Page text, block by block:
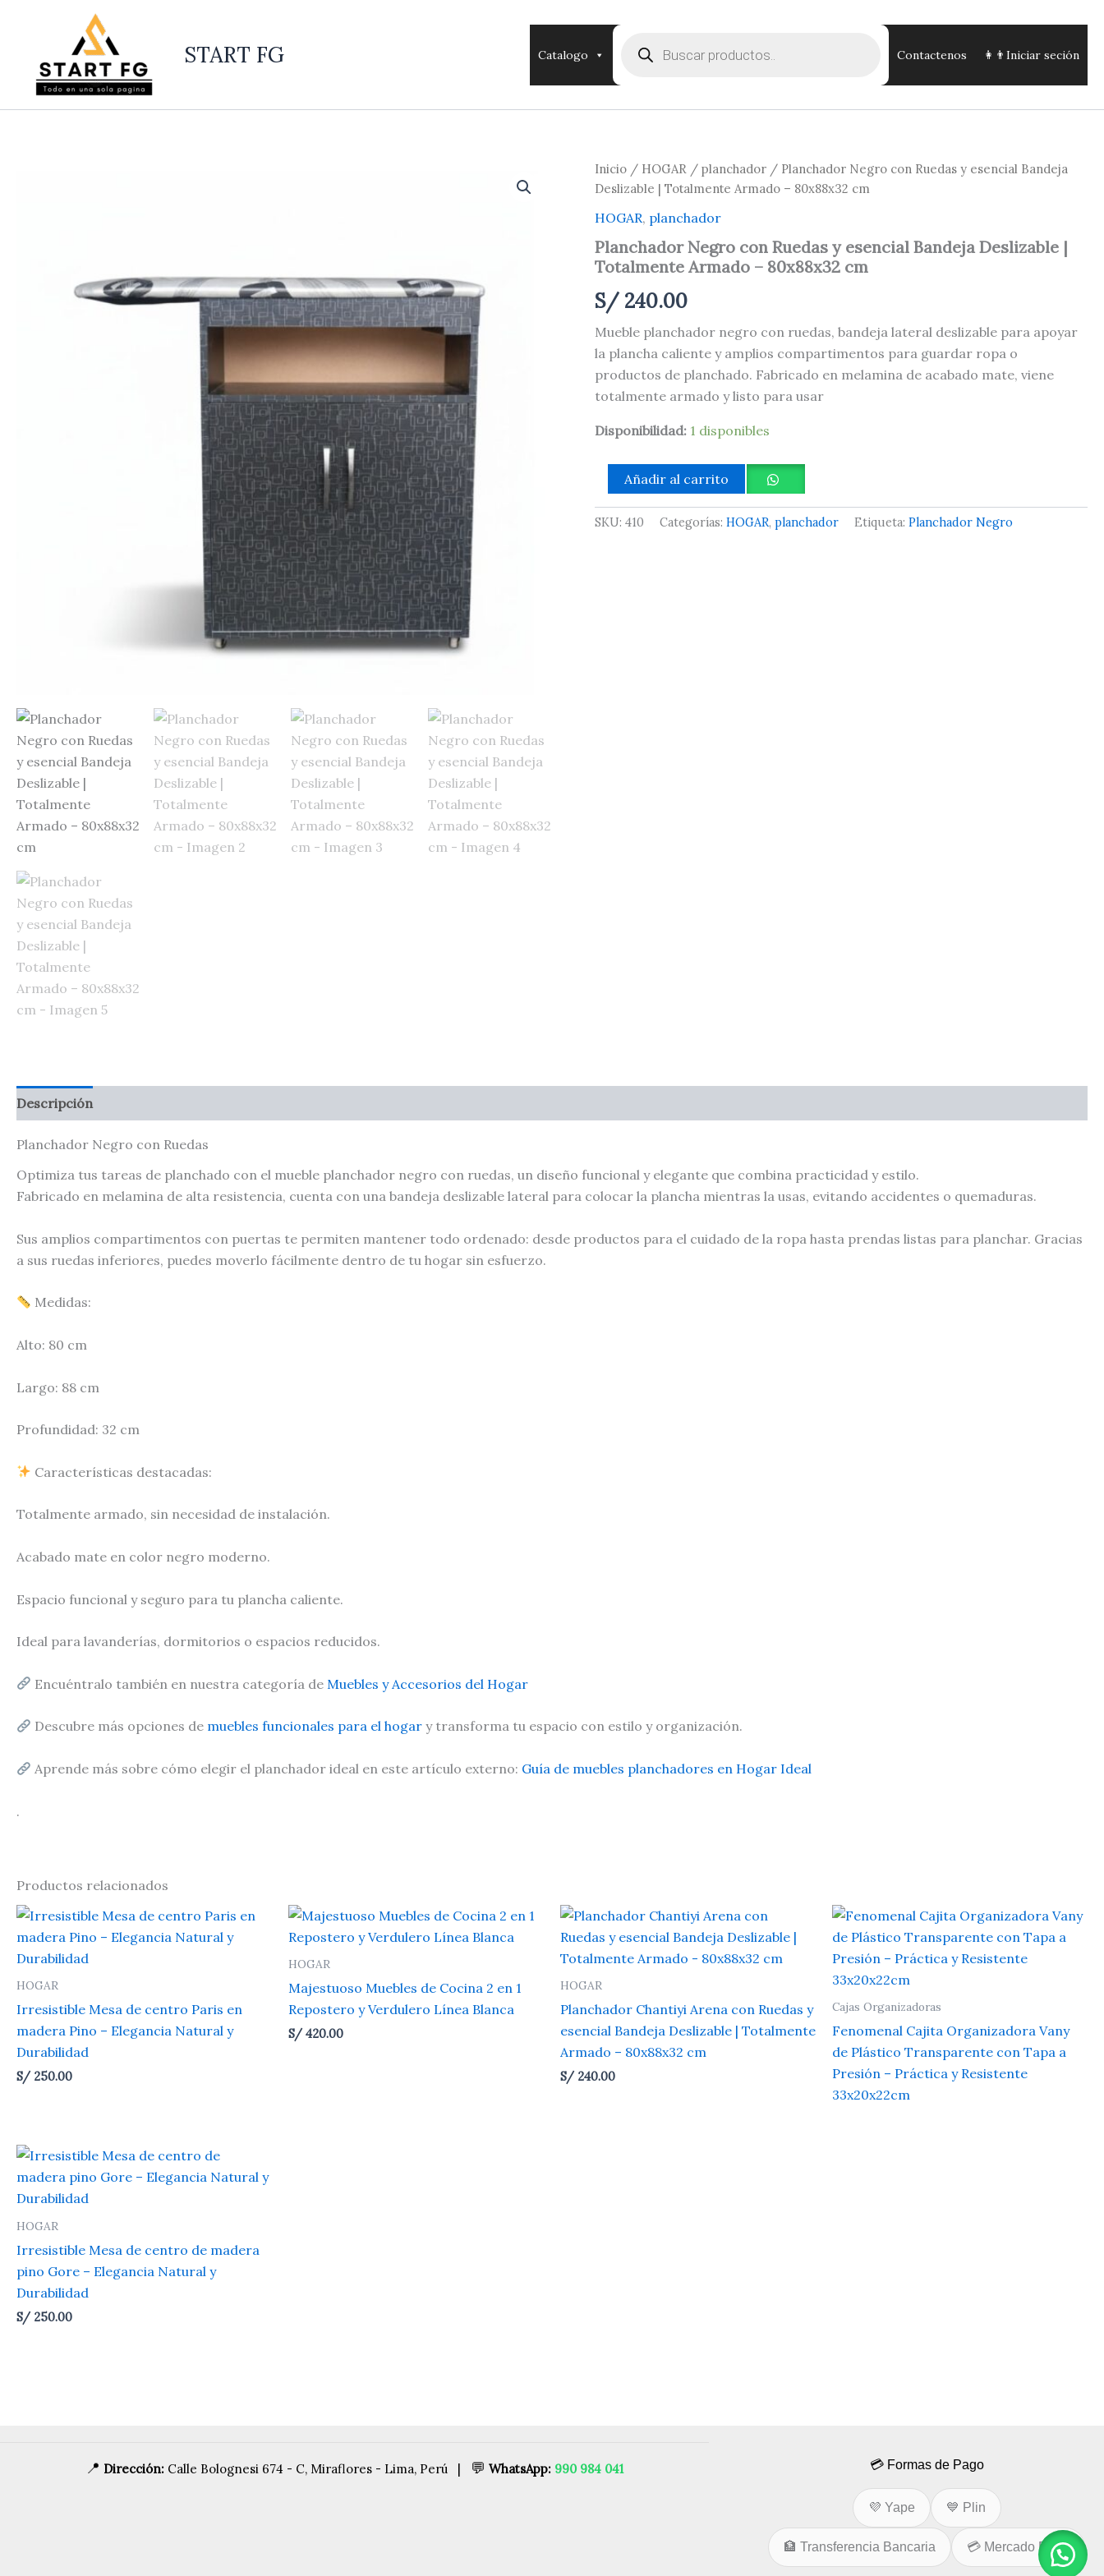
START FG Catalogo
productos
Contactenos 👩👨Iniciar seción
Inicio / HOGAR /planchador / Planchador Negro con Ruedas y esencial Bandeja
Deslizable | Totalmente Armado – 80x88x32 cm
HOGAR, planchador
Planchador Negro con Ruedas y esencial Bandeja Deslizable |
Totalmente Armado – 80x88x32 cm
S/ 240.00
Mueble planchador negro con ruedas, bandeja lateral deslizable para apoyar
la plancha caliente y amplios compartimentos para guardar ropa o
productos de planchado. Fabricado en melamina de acabado mate, viene
totalmente armado y listo para usar
Disponibilidad: 1 disponibles
Planchador
Negro
Ruedas
esencial
Bandeja
|
Totalmente
Armado
–
80x88x32
cm
cantidad
Añadir al carrito
SKU:410 Categorías:HOGAR,planchador Etiqueta:Planchador Negro
Descripción
Planchador Negro con Ruedas
Optimiza tus tareas de planchado con el mueble planchador negro con ruedas, un diseño funcional y elegante que combina practicidad y estilo.
Fabricado en melamina de alta resistencia, cuenta con una bandeja deslizable lateral para colocar la plancha mientras la usas, evitando accidentes o quemaduras.
Sus amplios compartimentos con puertas te permiten mantener todo ordenado: desde productos para el cuidado de la ropa hasta prendas listas para planchar. Gracias
a sus ruedas inferiores, puedes moverlo fácilmente dentro de tu hogar sin esfuerzo.
Medidas:
Alto: 80 cm
Largo: 88 cm
Profundidad: 32 cm
Características destacadas:
Totalmente armado, sin necesidad de instalación.
Acabado mate en color negro moderno.
Espacio funcional y seguro para tu plancha caliente.
Ideal para lavanderías, dormitorios o espacios reducidos.
Encuéntralo también en nuestra categoría de Muebles y Accesorios del Hogar
Descubre más opciones de muebles funcionales para el hogar y transforma tu espacio con estilo y organización.
Aprende más sobre cómo elegir el planchador ideal en este artículo externo: Guía de muebles planchadores en Hogar Ideal
.
Productos relacionados
HOGAR
Irresistible Mesa de centro Paris en
madera Pino – Elegancia Natural y
Durabilidad
S/250.00
HOGAR
Majestuoso Muebles de Cocina 2 en 1
Repostero y Verdulero Línea Blanca
S/420.00
HOGAR
Planchador Chantiyi Arena con Ruedas y
esencial Bandeja Deslizable | Totalmente
Armado – 80x88x32 cm
S/240.00
Cajas Organizadoras
Fenomenal Cajita Organizadora Vany
de Plástico Transparente con Tapa a
Presión – Práctica y Resistente
33x20x22cm
HOGAR
Irresistible Mesa de centro de madera
pino Gore – Elegancia Natural y
Durabilidad
S/250.00
📍 Dirección:Calle Bolognesi 674 - C, Miraflores - Lima, Perú | 💬 WhatsApp: 990 984 041 💳 Formas de Pago
💜 Yape 💙 Plin
🏦 Transferencia Bancaria 💳 Mercado Pago